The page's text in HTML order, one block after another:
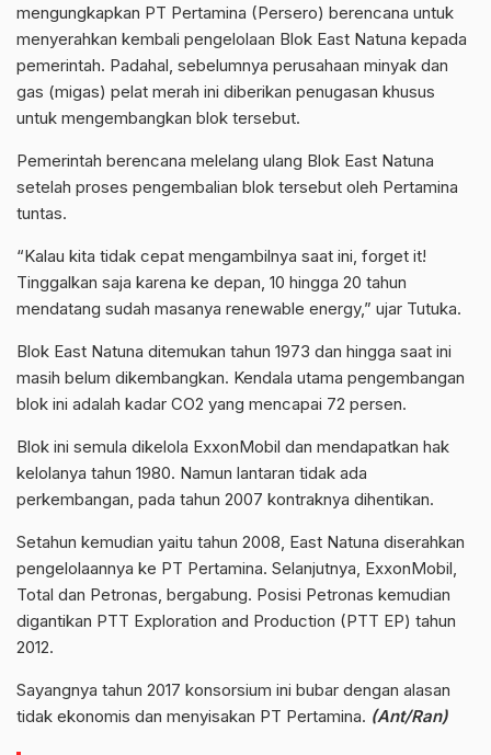
mengungkapkan PT Pertamina (Persero) berencana untuk
menyerahkan kembali pengelolaan Blok East Natuna kepada
pemerintah. Padahal, sebelumnya perusahaan minyak dan
gas (migas) pelat merah ini diberikan penugasan khusus
untuk mengembangkan blok tersebut.
Pemerintah berencana melelang ulang Blok East Natuna
setelah proses pengembalian blok tersebut oleh Pertamina
tuntas.
“Kalau kita tidak cepat mengambilnya saat ini, forget it!
Tinggalkan saja karena ke depan, 10 hingga 20 tahun
mendatang sudah masanya renewable energy,” ujar Tutuka.
Blok East Natuna ditemukan tahun 1973 dan hingga saat ini
masih belum dikembangkan. Kendala utama pengembangan
blok ini adalah kadar CO2 yang mencapai 72 persen.
Blok ini semula dikelola ExxonMobil dan mendapatkan hak
kelolanya tahun 1980. Namun lantaran tidak ada
perkembangan, pada tahun 2007 kontraknya dihentikan.
Setahun kemudian yaitu tahun 2008, East Natuna diserahkan
pengelolaannya ke PT Pertamina. Selanjutnya, ExxonMobil,
Total dan Petronas, bergabung. Posisi Petronas kemudian
digantikan PTT Exploration and Production (PTT EP) tahun
2012.
Sayangnya tahun 2017 konsorsium ini bubar dengan alasan
tidak ekonomis dan menyisakan PT Pertamina. (Ant/Ran)